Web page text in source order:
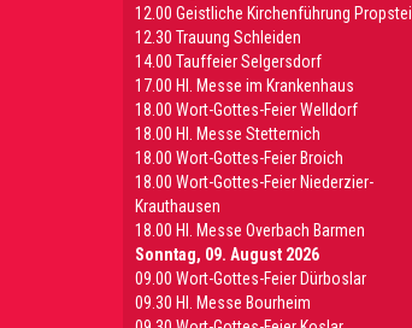
12.00 Geistliche Kirchenführung Propstei
12.30 Trauung Schleiden
14.00 Tauffeier Selgersdorf
17.00 Hl. Messe im Krankenhaus
18.00 Wort-Gottes-Feier Welldorf
18.00 Hl. Messe Stetternich
18.00 Wort-Gottes-Feier Broich
18.00 Wort-Gottes-Feier Niederzier-
Krauthausen
18.00 Hl. Messe Overbach Barmen
Sonntag, 09. August 2026
09.00 Wort-Gottes-Feier Dürboslar
09.30 HI. Messe Bourheim